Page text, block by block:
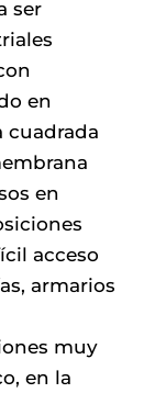
ser
en
cuadrada
en
acceso
armarios
muy
en la